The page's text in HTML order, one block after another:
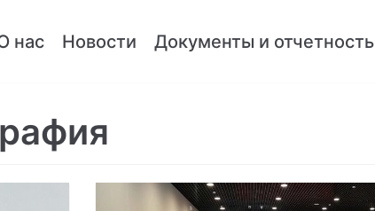
нас Новости Документы и отчетность